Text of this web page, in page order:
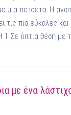
μια πετσέτα. Η
πιο εύκολες
Σε ύπτια θέση με
με ένα